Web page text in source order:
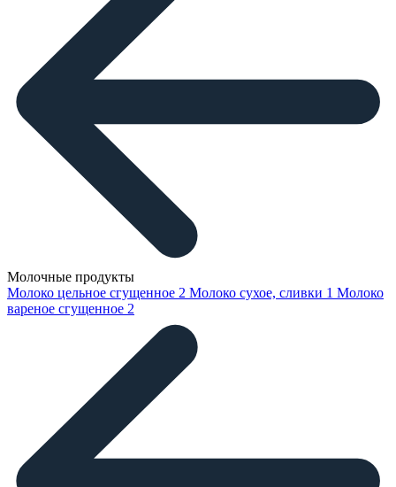
Молочные продукты
Молоко цельное сгущенное 2 Молоко сухое, сливки 1 Молоко
вареное сгущенное 2